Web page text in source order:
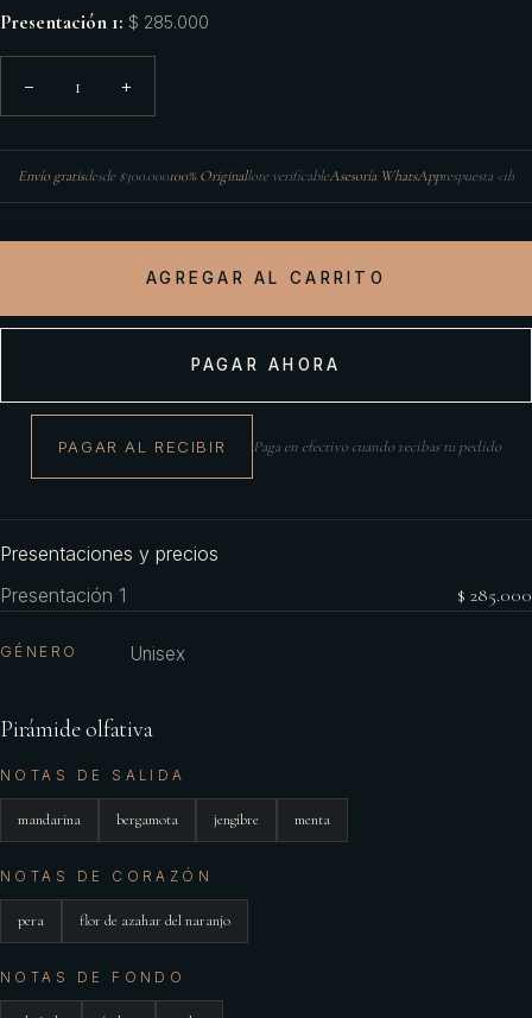
Presentación 1: $ 285.000
− 1 +
Envío gratisdesde $300.000100% Originallote verificableAsesoría WhatsApprespuesta <1h
AGREGAR AL CARRITO
PAGAR AHORA
PAGAR AL RECIBIR Paga en efectivo cuando recibas tu pedido
Presentaciones y precios
Presentación 1
$ 285.000
GÉNERO Unisex
Pirámide olfativa
NOTAS DE SALIDA
mandarina bergamota jengibre menta
NOTAS DE CORAZÓN
pera flor de azahar del naranjo
NOTAS DE FONDO